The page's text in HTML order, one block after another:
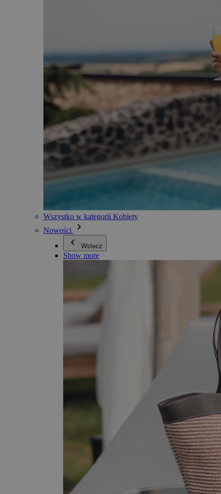
Wszystko w kategorii Kobiety
Nowości
Wstecz
Show more